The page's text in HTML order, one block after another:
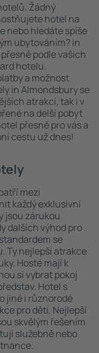
Žádný
hotel na
nebo hledáte spíše
ubytováním? in
podle vašich
hotelu.
a možnost
in Almondsbury se
atrakcí, tak i v
na delší pobyt
přesně pro vás a
cestu už dnes!
mezi
každý exklusivní
jsou zárukou
dalších výhod pro
se
Ty nejlepší atrakce
Hosté mají k
si vybrat pokoj
Hotel s
jiné i různorodé
pro děti. Nejlepší
skvělým řešením
služebně nebo